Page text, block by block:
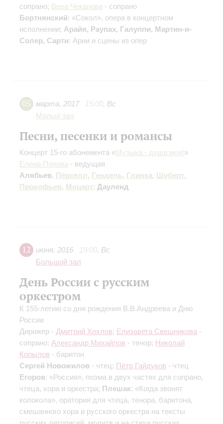
сопрано; Вера Чеканова - сопрано
Бортнянский: «Сокол», опера в концертном
исполнении; Арайя, Раупах, Галуппи, Мартин-и-
Солер, Сарти: Арии и сцены из опер
05 марта, 2017 15:00, Вс
Малый зал
Песни, песенки и романсы
Концерт 15-го абонемента «Музыка - душа моя!»
Елена Попова - ведущая
Алябьев, Пёрселл, Гендель, Глинка, Шуберт,
Прокофьев, Моцарт; Дауленд
12 июня, 2016 19:00, Вс
Большой зал
День России с русским
оркестром
К 155-летию со дня рождения В.В.Андреева и Дню
России
Дирижер - Дмитрий Хохлов; Елизавета Свешникова -
сопрано; Александр Михайлов - тенор; Николай
Копылов - баритон
Сергей Новожилов - чтец; Пётр Гайдуков - чтец
Егоров: «Россия», поэма в двух частях для сопрано,
чтеца, хора и оркестра; Плешак: «Когда звонят
колокола», оратория для чтеца, тенора, баритона,
смешанного хора и русского оркестра на тексты